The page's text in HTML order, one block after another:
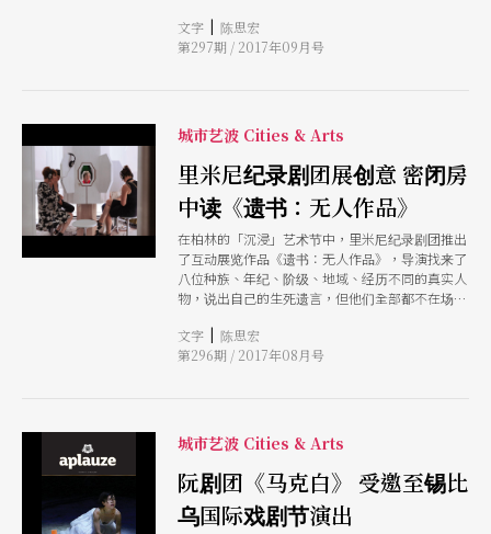
费拉．库蒂，充满政治讯息，编舞家以舞蹈对自己
的母国呼喊革命，以舞蹈抵抗强权、恐怖主义。
文字 | 陈思宏
第297期 / 2017年09月号
城市艺波 Cities & Arts
里米尼纪录剧团展创意 密闭房
中读《遗书：无人作品》
在柏林的「沉浸」艺术节中，里米尼纪录剧团推出
了互动展览作品《遗书：无人作品》，导演找来了
八位种族、年纪、阶级、地域、经历不同的真实人
物，说出自己的生死遗言，但他们全部都不在场，
米尼克．胡柏打造了八个房间，观众轮流进入聆听
人物的故事与遗言，八个故事不仅诉说死亡，还触
文字 | 陈思宏
第296期 / 2017年08月号
城市艺波 Cities & Arts
阮剧团《马克白》 受邀至锡比
乌国际戏剧节演出